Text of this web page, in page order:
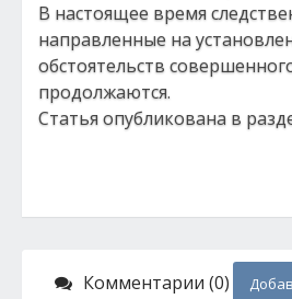
В настоящее время
направленные на
обстоятельств
продолжаются.
Статья опубликована в
Комментарии (0)